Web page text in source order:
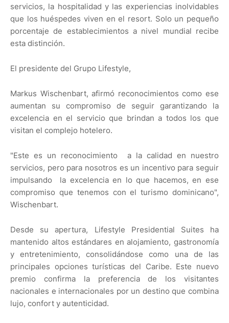
servicios, la hospitalidad y las experiencias inolvidables
que los huéspedes viven en el resort. Solo un pequeño
porcentaje de establecimientos a nivel mundial recibe
esta distinción.
El presidente del Grupo Lifestyle,
Markus Wischenbart, afirmó reconocimientos como ese
aumentan su compromiso de seguir garantizando la
excelencia en el servicio que brindan a todos los que
visitan el complejo hotelero.
"Este es un reconocimiento a la calidad en nuestro
servicios, pero para nosotros es un incentivo para seguir
impulsando la excelencia en lo que hacemos, en ese
compromiso que tenemos con el turismo dominicano",
Wischenbart.
Desde su apertura, Lifestyle Presidential Suites ha
mantenido altos estándares en alojamiento, gastronomía
y entretenimiento, consolidándose como una de las
principales opciones turísticas del Caribe. Este nuevo
premio confirma la preferencia de los visitantes
nacionales e internacionales por un destino que combina
lujo, confort y autenticidad.